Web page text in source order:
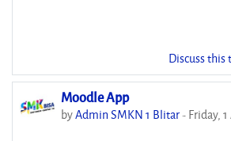
Discuss this
Moodle App
byAdmin SMKN 1 Blitar-Friday,